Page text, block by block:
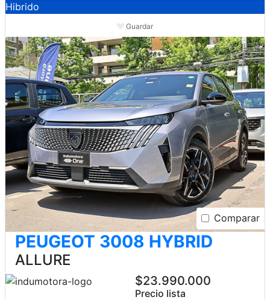
Hibrido
Guardar
Comparar
PEUGEOT 3008 HYBRID
ALLURE
$23.990.000
Precio lista